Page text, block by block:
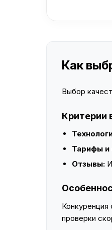
Как
Выбор
Критерии
Тарифы и
Отзывы:
проверки